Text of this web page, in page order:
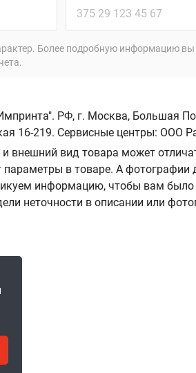
Более подробную информацию
РФ, г. Москва, Большая
16-219. Сервисные центры: ООО
внешний вид товара может
параметры в товаре. А
информацию, чтобы вам
неточности в описании или